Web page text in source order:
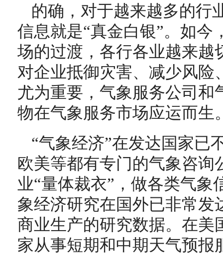
的确，对于越来越多的行
信息就是“真金白银”。如今
场的过渡，各行各业越来越
对企业抵御灾害、减少风险
尤为重要，气象服务公司和
物在气象服务市场应运而生
“气象经济”在发达国家已
欧美等都有专门的气象咨
业“量体裁衣”，做各类气象
象经济研究在国外已非常发
商业生产的研究数据。在美
家从事短期和中期天气预报